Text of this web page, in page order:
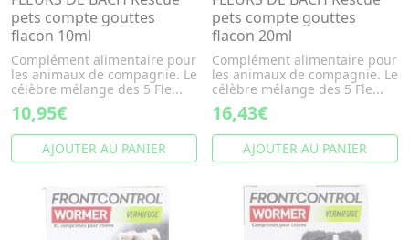
pets compte gouttes
flacon 10ml
Complément alimentaire pour
les animaux de compagnie. Le
célèbre mélange des 5 Fle...
10,95€
AJOUTER AU PANIER
pets compte gouttes
flacon 20ml
Complément alimentaire pour
les animaux de compagnie. Le
célèbre mélange des 5 Fle...
16,43€
AJOUTER AU PANIER